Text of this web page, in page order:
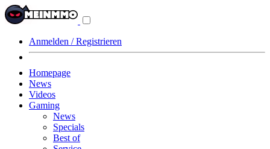
Anmelden / Registrieren
Homepage
News
Videos
Gaming
News
Specials
Best of